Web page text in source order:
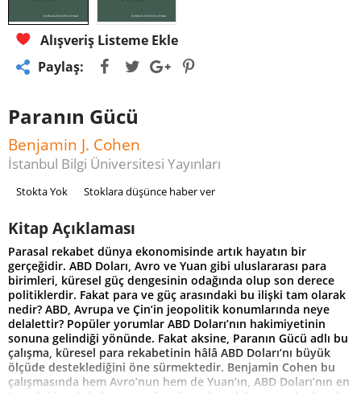
Alışveriş Listeme Ekle
Paylaş:
Paranın Gücü
Benjamin J. Cohen
İstanbul Bilgi Üniversitesi Yayınları
Stokta Yok Stoklara düşünce haber ver
Kitap Açıklaması
Parasal rekabet dünya ekonomisinde artık hayatın bir
gerçeğidir. ABD Doları, Avro ve Yuan gibi uluslararası para
birimleri, küresel güç dengesinin odağında olup son derece
politiklerdir. Fakat para ve güç arasındaki bu ilişki tam olarak
nedir? ABD, Avrupa ve Çin’in jeopolitik konumlarında neye
delalettir? Popüler yorumlar ABD Doları’nın hakimiyetinin
sonuna gelindiği yönünde. Fakat aksine, Paranın Gücü adlı bu
çalışma, küresel para rekabetinin hâlâ ABD Doları’nı büyük
ölçüde desteklediğini öne sürmektedir. Benjamin Cohen bu
çalışmasında hem Avro’nun hem de Yuan’ın, ABD Doları’nın en